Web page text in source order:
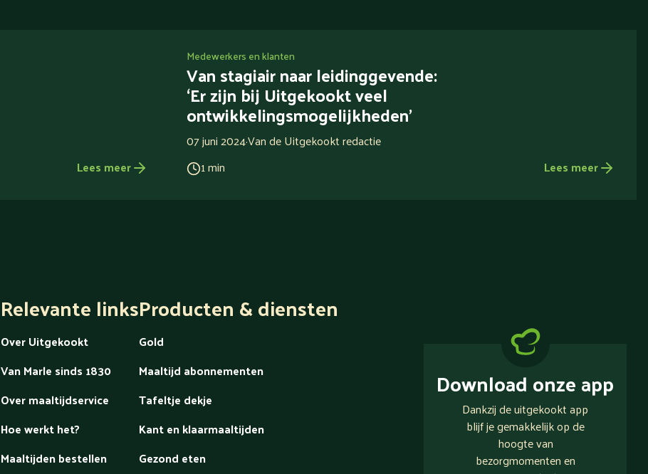
Lees meer
Medewerkers en klanten
Van stagiair naar leidinggevende:
‘Er zijn bij Uitgekookt veel
ontwikkelingsmogelijkheden’
07 juni 2024·Van de Uitgekookt redactie
1 min
Lees meer
Relevante links
Over Uitgekookt
Van Marle sinds 1830
Over maaltijdservice
Hoe werkt het?
Maaltijden bestellen
Producten & diensten
Gold
Maaltijd abonnementen
Tafeltje dekje
Kant en klaarmaaltijden
Gezond eten
Download onze app
Dankzij de uitgekookt app
blijf je gemakkelijk op de
hoogte van
bezorgmomenten en